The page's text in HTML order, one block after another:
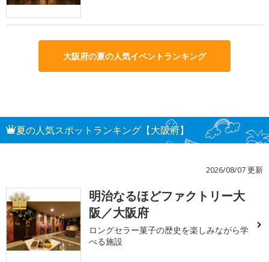
大阪府の夏の人気イベントランキング
夏の人気スポットランキング【大阪府】
2026/08/07 更新
1
明治なるほどファクトリー大
阪／大阪府
ロングセラー菓子の歴史を楽しみながら学
べる施設